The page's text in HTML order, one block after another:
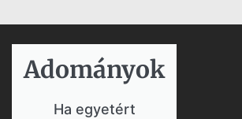
Adományok​
Ha egyetért